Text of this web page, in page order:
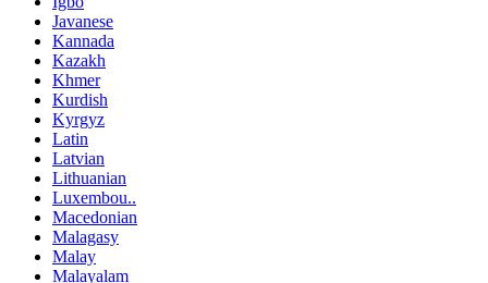
Javanese
Kannada
Kazakh
Khmer
Kurdish
Kyrgyz
Latin
Latvian
Lithuanian
Luxembou..
Macedonian
Malagasy
Malay
Malayalam